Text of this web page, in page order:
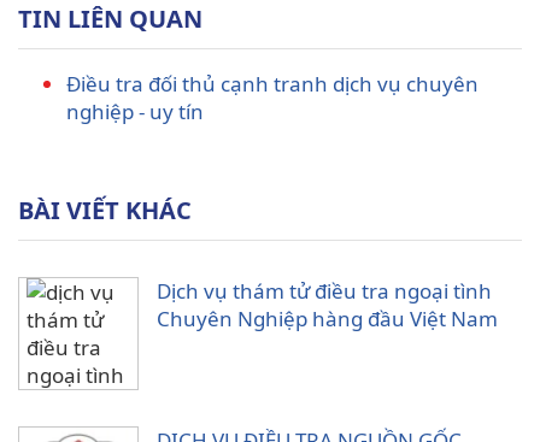
TIN LIÊN QUAN
Điều tra đối thủ cạnh tranh dịch vụ chuyên
nghiệp - uy tín
BÀI VIẾT KHÁC
Dịch vụ thám tử điều tra ngoại tình
Chuyên Nghiệp hàng đầu Việt Nam